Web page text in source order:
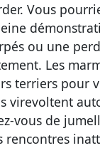
Vous
ou une
Les
terriers pour
virevoltent
vous de
rencontres